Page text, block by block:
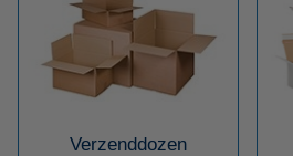
Verzenddozen